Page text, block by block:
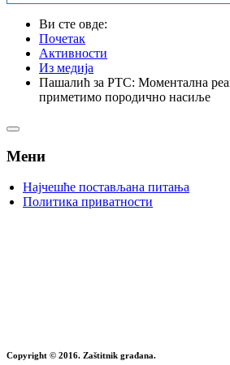
Ви сте овде:
Почетак
Активности
Из медија
Пашалић за РТС: Моментална
приметимо породично насиље
Мени
Најчешће постављана питања
Политика приватности
Copyright © 2016. Zaštitnik građana.